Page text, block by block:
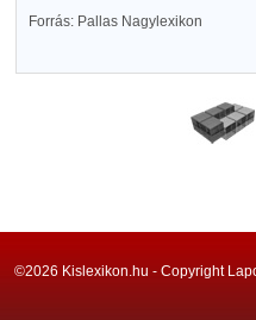
Forrás: Pallas Nagylexikon
©2026 Kislexikon.hu - Copyright